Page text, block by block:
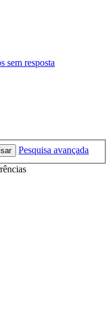
sem resposta
Pesquisa avançada